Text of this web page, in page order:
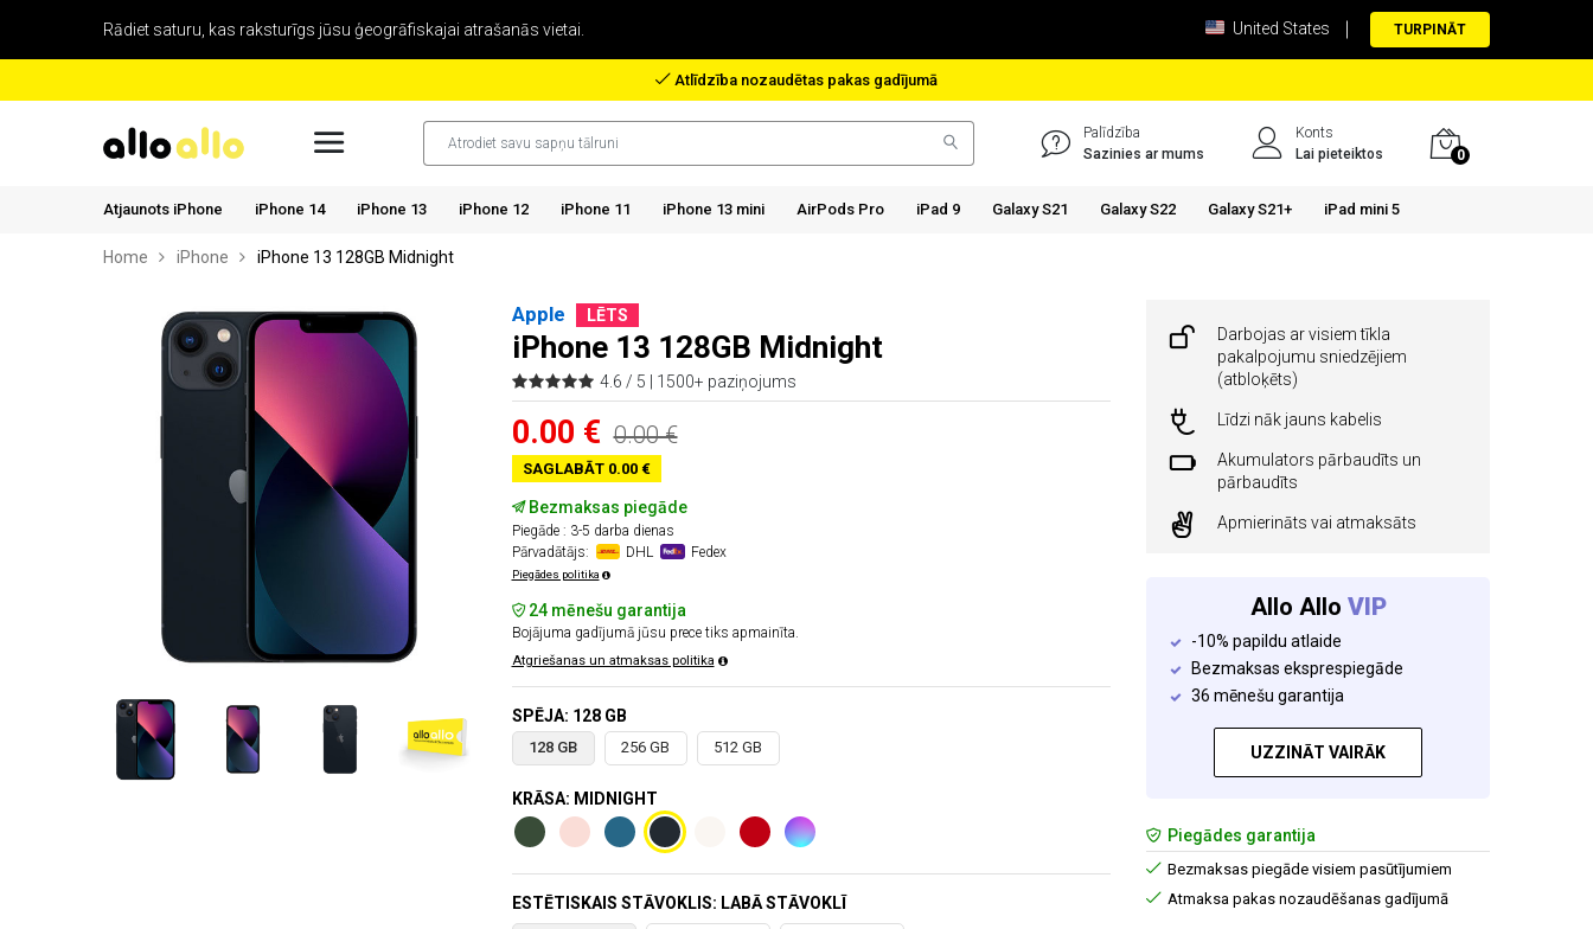
Rādiet saturu, kas raksturīgs jūsu ģeogrāfiskajai atrašanās vietai. United States TURPINĀT
Atlīdzība nozaudētas pakas gadījumā
Palīdzība
Sazinies ar mums
Konts
Lai pieteiktos
0
Atjaunots iPhone iPhone 14 iPhone 13 iPhone 12 iPhone 11 iPhone 13 mini AirPods Pro iPad 9 Galaxy S21 Galaxy S22 Galaxy S21+ iPad mini 5
Home iPhone iPhone 13 128GB Midnight
Apple LĒTS
iPhone 13 128GB Midnight
4.6 / 5 | 1500+ paziņojums
0.00 € 0.00 €
SAGLABĀT 0.00 €
Bezmaksas piegāde
Piegāde : 3-5 darba dienas
Pārvadātājs:
DHL Fedex
Piegādes politika
24 mēnešu garantija
Bojājuma gadījumā jūsu prece tiks apmainīta.
Atgriešanas un atmaksas politika
SPĒJA: 128 GB
128 GB 256 GB 512 GB
KRĀSA: MIDNIGHT
ESTĒTISKAIS STĀVOKLIS: LABĀ STĀVOKLĪ
Darbojas ar visiem tīkla
pakalpojumu sniedzējiem
(atbloķēts)
Līdzi nāk jauns kabelis
Akumulators pārbaudīts un
pārbaudīts
Apmierināts vai atmaksāts
Allo Allo VIP
-10% papildu atlaide
Bezmaksas eksprespiegāde
36 mēnešu garantija
UZZINĀT VAIRĀK
Piegādes garantija
Bezmaksas piegāde visiem pasūtījumiem
Atmaksa pakas nozaudēšanas gadījumā